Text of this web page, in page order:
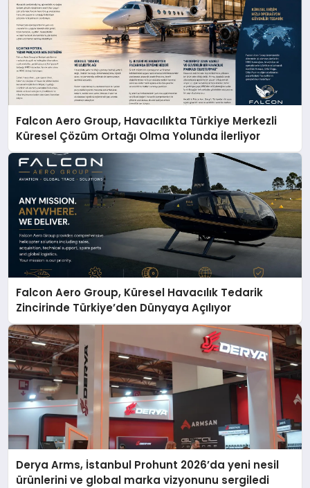
Falcon Aero Group, Havacılıkta Türkiye Merkezli
Küresel Çözüm Ortağı Olma Yolunda İlerliyor
Falcon Aero Group, Küresel Havacılık Tedarik
Zincirinde Türkiye’den Dünyaya Açılıyor
Derya Arms, İstanbul Prohunt 2026’da yeni nesil
ürünlerini ve global marka vizyonunu sergiledi